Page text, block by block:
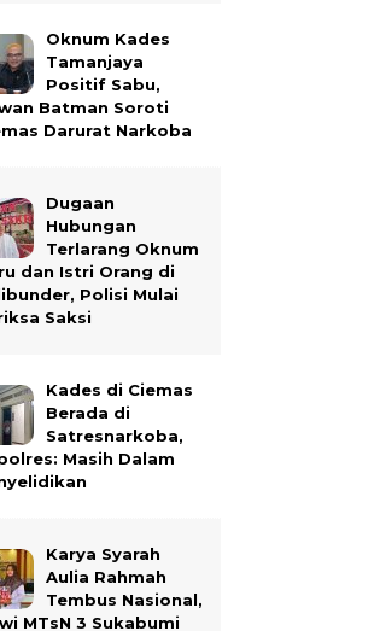
Oknum Kades
Tamanjaya
Positif Sabu,
Batman Soroti
Darurat Narkoba
Dugaan
Hubungan
Terlarang Oknum
dan Istri Orang di
Polisi Mulai
Saksi
Kades di Ciemas
Berada di
Satresnarkoba,
Masih Dalam
Karya Syarah
Aulia Rahmah
Tembus Nasional,
MTsN 3 Sukabumi